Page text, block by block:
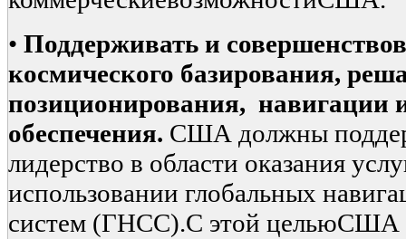
• Поддерживать и
космического базирования,
позиционирования, навигации
обеспечения. США должны
лидерство в области оказания
использовании глобальных
систем (ГНСС).С этой